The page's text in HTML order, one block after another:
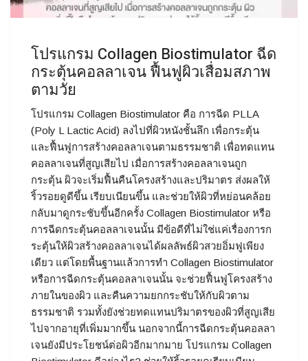
โปรแกรม Collagen Biostimulator ฉีด
กระตุ้นคอลลาเจน ฟื้นฟูผิวเสื่อมสภาพ
ตามวัย
โปรแกรม Collagen Biostimulator คือ การฉีด PLLA
(Poly L Lactic Acid) ลงไปที่ผิวหนังชั้นลึก เพื่อกระตุ้น
และฟื้นฟูการสร้างคอลลาเจนตามธรรมชาติ เพื่อทดแทน
คอลลาเจนที่สูญเสียไป เมื่อการสร้างคอลลาเจนถูก
กระตุ้น ผิวจะเริ่มฟื้นคืนโครงสร้างและปริมาตร ส่งผลให้
ริ้วรอยดูดีขึ้น เรียบเนียนขึ้น และช่วยให้ผิวที่หย่อนคล้อย
กลับมาดูกระชับขึ้นอีกครั้ง Collagen Biostimulator หรือ
การฉีดกระตุ้นคอลลาเจนนั้น มีข้อดีที่ไม่ใช่แค่เรื่องการก
ระตุ้นให้ผิวสร้างคอลลาเจนได้ผลลัพธ์ผิวสวยอิ่มฟูเพียง
เดียว แต่โดยพื้นฐานแล้วการทำ Collagen Biostimulator
หรือการฉีดกระตุ้นคอลลาเจนนั้น จะช่วยฟื้นฟูโครงสร้าง
ภายในของผิว และคืนความยกกระชับให้กับผิวตาม
ธรรมชาติ รวมทั้งยังช่วยทดแทนปริมาตรของผิวที่สูญเสีย
ไปจากอายุที่เพิ่มมากขึ้น นอกจากนี้การฉีดกระตุ้นคอลลา
เจนยังมีประโยชน์ต่อผิวอีกมากมาย โปรแกรม Collagen